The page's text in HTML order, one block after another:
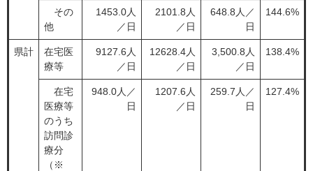
その
他
1453.0人
／日
2101.8人
／日
648.8人／
日
144.6%
県計
在宅医
療等
9127.6人
／日
12628.4人
／日
3,500.8人
／日
138.4%
在宅
医療等
のうち
訪問診
療分
（※
948.0人／
日
1207.6人
／日
259.7人／
日
127.4%